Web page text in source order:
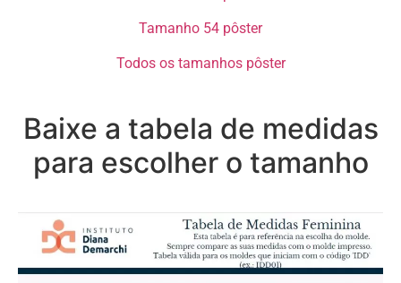
Tamanho 54 pôster​​
Todos os tamanhos pôster​
Baixe a tabela de medidas
para escolher o tamanho